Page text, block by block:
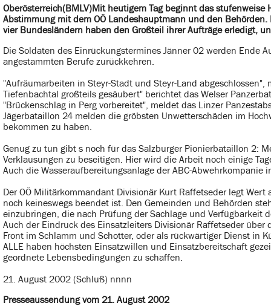
Oberösterreich(BMLV)Mit heutigem Tag beginnt das
Abstimmung mit dem OÖ Landeshauptmann und den
vier Bundesländern haben den Großteil ihrer Aufträge erledigt,
Die Soldaten des Einrückungstermines Jänner 02 werden Ende
angestammten Berufe zurückkehren.
"Aufräumarbeiten in Steyr-Stadt und Steyr-Land
Tiefenbachtal großteils gesäubert" berichtet das Welser
"Brückenschlag in Perg vorbereitet", meldet das Linzer
Jägerbataillon 24 melden die gröbsten Unwetterschäden im
bekommen zu haben.
Genug zu tun gibt s noch für das Salzburger Pionierbataillon 2:
Verklausungen zu beseitigen. Hier wird die Arbeit noch einige
Auch die Wasseraufbereitungsanlage der ABC-
Der OÖ Militärkommandant Divisionär Kurt Raffetseder legt
noch keineswegs beendet ist. Den Gemeinden und Behörden
einzubringen, die nach Prüfung der Sachlage und Verfügbarkeit
Auch der Eindruck des Einsatzleiters Divisionär Raffetseder
Front im Schlamm und Schotter, oder als rückwärtiger Dienst in
ALLE haben höchsten Einsatzwillen und Einsatzbereitschaft
geordnete Lebensbedingungen zu schaffen.
21. August 2002 (Schluß) nnnn
Presseaussendung vom 21. August 2002